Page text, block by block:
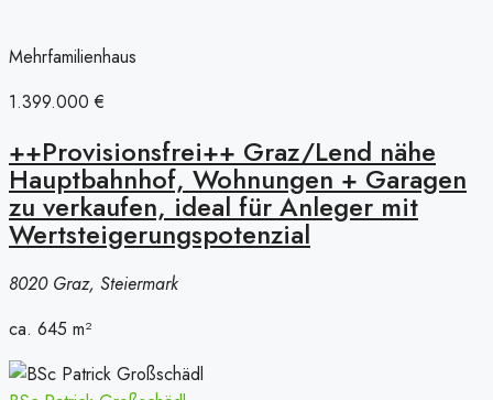
Mehrfamilienhaus
1.399.000 €
++Provisionsfrei++ Graz/Lend nähe
Hauptbahnhof, Wohnungen + Garagen
zu verkaufen, ideal für Anleger mit
Wertsteigerungspotenzial
8020 Graz, Steiermark
ca. 645 m²